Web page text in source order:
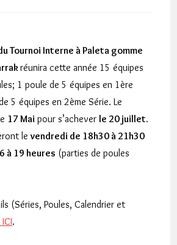
Tournoi Interne à Paleta gomme
réunira cette année 15 équipes
1 poule de 5 équipes en 1ère
5 équipes en 2ème Série. Le
17 Mai pour s’achever le 20 juillet.
levendredi de 18h30 à 21h30
à 19 heures (parties de poules
(Séries, Poules, Calendrier et
.